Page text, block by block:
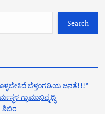
Search
ಬೆಳ್ತಂಗಡಿಯ ಜನತೆ!!!”
ಗ್ರಾಮಾಭಿವೃದ್ಧಿ